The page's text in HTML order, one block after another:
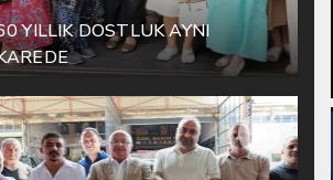
YILLIK DOSTLUK AYNI